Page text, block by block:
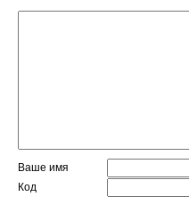
Ваше имя
Код